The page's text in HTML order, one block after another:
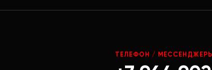
ТЕЛЕФОН /